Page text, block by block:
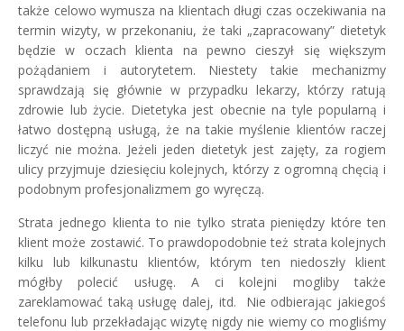
także celowo wymusza na klientach długi czas oczekiwania na
termin wizyty, w przekonaniu, że taki „zapracowany” dietetyk
będzie w oczach klienta na pewno cieszył się większym
pożądaniem i autorytetem. Niestety takie mechanizmy
sprawdzają się głównie w przypadku lekarzy, którzy ratują
zdrowie lub życie. Dietetyka jest obecnie na tyle popularną i
łatwo dostępną usługą, że na takie myślenie klientów raczej
liczyć nie można. Jeżeli jeden dietetyk jest zajęty, za rogiem
ulicy przyjmuje dziesięciu kolejnych, którzy z ogromną chęcią i
podobnym profesjonalizmem go wyręczą.
Strata jednego klienta to nie tylko strata pieniędzy które ten
klient może zostawić. To prawdopodobnie też strata kolejnych
kilku lub kilkunastu klientów, którym ten niedoszły klient
mógłby polecić usługę. A ci kolejni mogliby także
zareklamować taką usługę dalej, itd. Nie odbierając jakiegoś
telefonu lub przekładając wizytę nigdy nie wiemy co mogliśmy